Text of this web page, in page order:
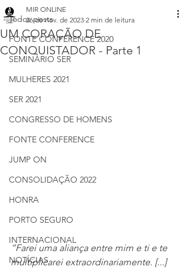
Todos posts
FONTE CONFERENCE 2020
SEMINÁRIO SER
MULHERES 2021
SER 2021
CONGRESSO DE HOMENS
FONTE CONFERENCE
JUMP ON
CONSOLIDAÇÃO 2022
HONRA
PORTO SEGURO
INTERNACIONAL
NOTÍCIAS
UM CORAÇÃO DE
CONQUISTADOR - Parte 1
MIR ONLINE
26 de nov. de 2023 2 min de leitura
“Farei uma aliança entre mim e ti e te
multiplicarei extraordinariamente. [...]